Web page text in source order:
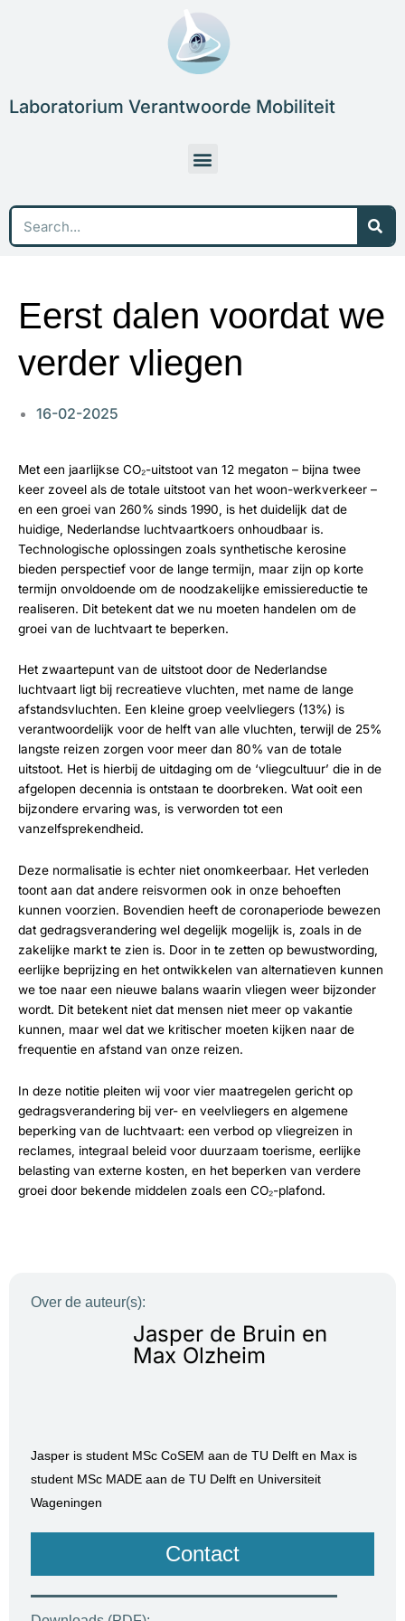
Laboratorium Verantwoorde Mobiliteit
Menu
Eerst dalen voordat we
verder vliegen
16-02-2025
Met een jaarlijkse CO₂-uitstoot van 12 megaton – bijna twee
keer zoveel als de totale uitstoot van het woon-werkverkeer –
en een groei van 260% sinds 1990, is het duidelijk dat de
huidige, Nederlandse luchtvaartkoers onhoudbaar is.
Technologische oplossingen zoals synthetische kerosine
bieden perspectief voor de lange termijn, maar zijn op korte
termijn onvoldoende om de noodzakelijke emissiereductie te
realiseren. Dit betekent dat we nu moeten handelen om de
groei van de luchtvaart te beperken.
Het zwaartepunt van de uitstoot door de Nederlandse
luchtvaart ligt bij recreatieve vluchten, met name de lange
afstandsvluchten. Een kleine groep veelvliegers (13%) is
verantwoordelijk voor de helft van alle vluchten, terwijl de 25%
langste reizen zorgen voor meer dan 80% van de totale
uitstoot. Het is hierbij de uitdaging om de ‘vliegcultuur’ die in de
afgelopen decennia is ontstaan te doorbreken. Wat ooit een
bijzondere ervaring was, is verworden tot een
vanzelfsprekendheid.
Deze normalisatie is echter niet onomkeerbaar. Het verleden
toont aan dat andere reisvormen ook in onze behoeften
kunnen voorzien. Bovendien heeft de coronaperiode bewezen
dat gedragsverandering wel degelijk mogelijk is, zoals in de
zakelijke markt te zien is. Door in te zetten op bewustwording,
eerlijke beprijzing en het ontwikkelen van alternatieven kunnen
we toe naar een nieuwe balans waarin vliegen weer bijzonder
wordt. Dit betekent niet dat mensen niet meer op vakantie
kunnen, maar wel dat we kritischer moeten kijken naar de
frequentie en afstand van onze reizen.
In deze notitie pleiten wij voor vier maatregelen gericht op
gedragsverandering bij ver- en veelvliegers en algemene
beperking van de luchtvaart: een verbod op vliegreizen in
reclames, integraal beleid voor duurzaam toerisme, eerlijke
belasting van externe kosten, en het beperken van verdere
groei door bekende middelen zoals een CO₂-plafond.
Over de auteur(s):
Jasper de Bruin en
Max Olzheim
Jasper is student MSc CoSEM aan de TU Delft en Max is
student MSc MADE aan de TU Delft en Universiteit
Wageningen
Contact